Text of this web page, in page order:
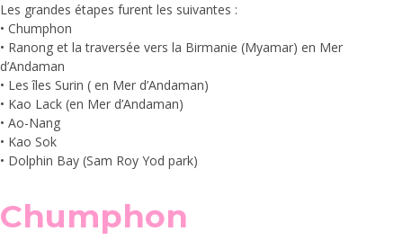
Les grandes étapes furent les suivantes :
• Chumphon
• Ranong et la traversée vers la Birmanie (Myamar) en Mer
d’Andaman
• Les îles Surin ( en Mer d’Andaman)
• Kao Lack (en Mer d’Andaman)
• Ao-Nang
• Kao Sok
• Dolphin Bay (Sam Roy Yod park)
Chumphon